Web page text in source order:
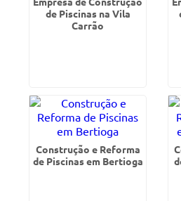
de Piscinas na Vila
Carrão
Construção e Reforma
de Piscinas em Bertioga